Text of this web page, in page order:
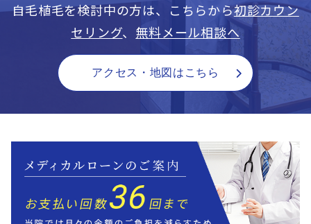
自毛植毛を検討中の方は、こちらから初診カウン
セリング、 無料メール相談へ
アクセス・地図はこちら